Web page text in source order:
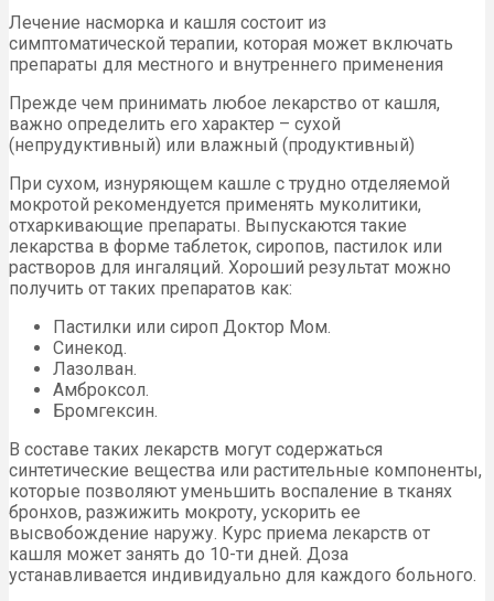
Лечение насморка и кашля состоит из
симптоматической терапии, которая может включать
препараты для местного и внутреннего применения
Прежде чем принимать любое лекарство от кашля,
важно определить его характер – сухой
(непрудуктивный) или влажный (продуктивный)
При сухом, изнуряющем кашле с трудно отделяемой
мокротой рекомендуется применять муколитики,
отхаркивающие препараты. Выпускаются такие
лекарства в форме таблеток, сиропов, пастилок или
растворов для ингаляций. Хороший результат можно
получить от таких препаратов как:
Пастилки или сироп Доктор Мом.
Синекод.
Лазолван.
Амброксол.
Бромгексин.
В составе таких лекарств могут содержаться
синтетические вещества или растительные компоненты,
которые позволяют уменьшить воспаление в тканях
бронхов, разжижить мокроту, ускорить ее
высвобождение наружу. Курс приема лекарств от
кашля может занять до 10-ти дней. Доза
устанавливается индивидуально для каждого больного.